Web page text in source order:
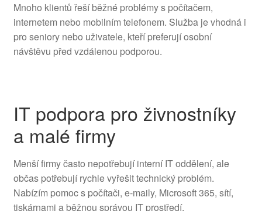
Mnoho klientů řeší běžné problémy s počítačem,
internetem nebo mobilním telefonem. Služba je vhodná i
pro seniory nebo uživatele, kteří preferují osobní
návštěvu před vzdálenou podporou.
IT podpora pro živnostníky
a malé firmy
Menší firmy často nepotřebují interní IT oddělení, ale
občas potřebují rychle vyřešit technický problém.
Nabízím pomoc s počítači, e-maily, Microsoft 365, sítí,
tiskárnami a běžnou správou IT prostředí.